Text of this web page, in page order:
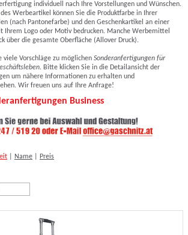
individuell nach Ihre Vorstellungen und Wünschen.
Werbeartikel können Sie die Produktfarbe in Ihrer
(nach Pantonefarbe) und den Geschenkartikel an einer
Ihrem Logo oder Motiv bedrucken. Manche Werbemittel
über die gesamte Oberfläche (Allover Druck).
viele Vorschläge zu möglichen Sonderanfertigungen für
. Bitte klicken Sie in die Detailansicht der
um nähere Informationen zu erhalten und
Wir freuen uns auf Ihre Anfrage!
Business
Name
Preis